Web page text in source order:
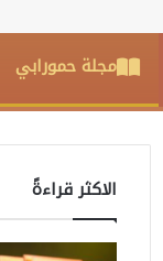
مجلة حمورابي
الاكثر قراءةً